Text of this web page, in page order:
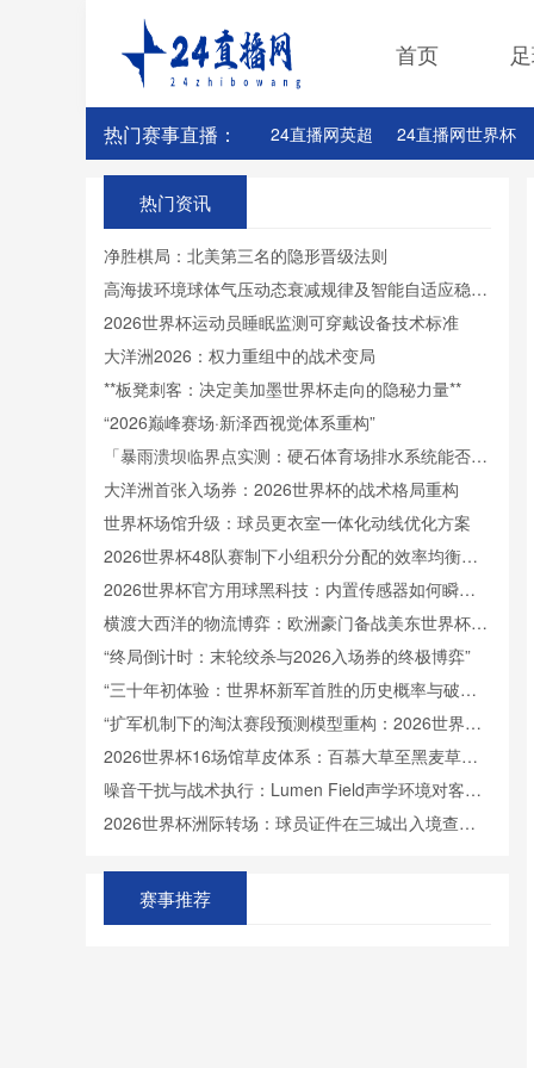
首页
热门赛事直播： 24直播网英超 24直播网世界杯
热门资讯
净胜棋局：北美第三名的隐形晋级法则
高海拔环境球体气压动态衰减规律及智能自适应稳压
控制方法研究
2026世界杯运动员睡眠监测可穿戴设备技术标准
大洋洲2026：权力重组中的战术变局
**板凳刺客：决定美加墨世界杯走向的隐秘力量**
“2026巅峰赛场·新泽西视觉体系重构”
「暴雨溃坝临界点实测：硬石体育场排水系统能否扛
住2026世界杯洪峰」
大洋洲首张入场券：2026世界杯的战术格局重构
世界杯场馆升级：球员更衣室一体化动线优化方案
2026世界杯48队赛制下小组积分分配的效率均衡与
竞争格局演化研究
2026世界杯官方用球黑科技：内置传感器如何瞬间
捕捉射门时速
横渡大西洋的物流博弈：欧洲豪门备战美东世界杯的
物资周转效能透视
“终局倒计时：末轮绞杀与2026入场券的终极博弈”
“三十年初体验：世界杯新军首胜的历史概率与破冰
密码”
“扩军机制下的淘汰赛段预测模型重构：2026世界杯
首轮淘汰赛扰动效应分析”
2026世界杯16场馆草皮体系：百慕大草至黑麦草的
生态递变与品种优选路径
噪音干扰与战术执行：Lumen Field声学环境对客队
界外球处理的影响评估——以美加墨世界杯备战为背
2026世界杯洲际转场：球员证件在三城出入境查验
无缝托运方案全解析
2026世界杯跨城观赛痛点破解：单场票球迷的行李
无缝托运方案全解析
美加墨世界杯积分迷局：三强同积6分时净胜球算法
赛事推荐